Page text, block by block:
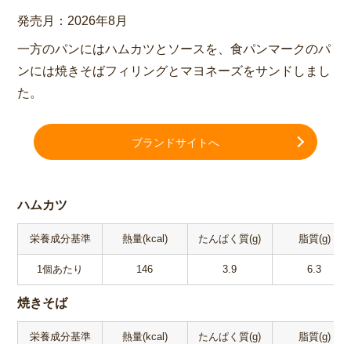
発売月： 2026年8月
一方のパンにはハムカツとソースを、食パンマークのパ
ンには焼きそばフィリングとマヨネーズをサンドしまし
た。
ブランドサイトへ
ハムカツ
栄養成分基準
1個あたり
熱量(kcal)
146
たんぱく質(g)
3.9
脂質(g)
6.3
焼きそば
栄養成分基準 熱量(kcal) たんぱく質(g) 脂質(g)